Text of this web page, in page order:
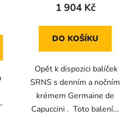
výroby 2024/2025
1 904 Kč
DO KOŠÍKU
Opět k dispozici balíček
SRNS s denním a nočním
krémem Germaine de
Capuccini . Toto balení...